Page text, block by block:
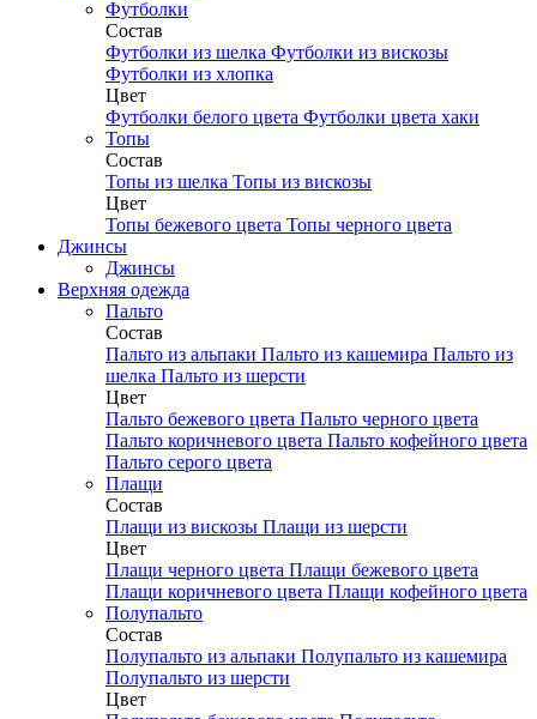
Футболки
Состав
Футболки из шелка Футболки из вискозы
Футболки из хлопка
Цвет
Футболки белого цвета Футболки цвета хаки
Топы
Состав
Топы из шелка Топы из вискозы
Цвет
Топы бежевого цвета Топы черного цвета
Джинсы
Джинсы
Верхняя одежда
Пальто
Состав
Пальто из альпаки Пальто из кашемира Пальто из
шелка Пальто из шерсти
Цвет
Пальто бежевого цвета Пальто черного цвета
Пальто коричневого цвета Пальто кофейного цвета
Пальто серого цвета
Плащи
Состав
Плащи из вискозы Плащи из шерсти
Цвет
Плащи черного цвета Плащи бежевого цвета
Плащи коричневого цвета Плащи кофейного цвета
Полупальто
Состав
Полупальто из альпаки Полупальто из кашемира
Полупальто из шерсти
Цвет